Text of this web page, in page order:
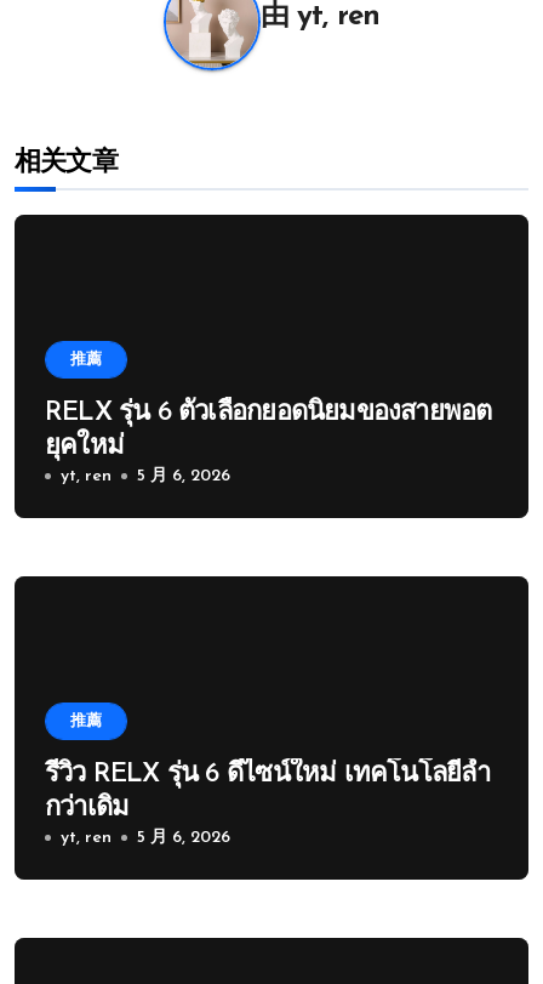
由yt, ren
相关文章
推薦
RELX รุ่น 6 ตัวเลือกยอดนิยมของสายพอต
ยุคใหม่
yt, ren 5 月 6, 2026
推薦
รีวิว RELX รุ่น 6 ดีไซน์ใหม่ เทคโนโลยีล้ำ
กว่าเดิม
yt, ren 5 月 6, 2026